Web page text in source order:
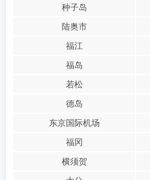
种子岛
陆奥市
福江
福岛
若松
德岛
东京国际机场
福冈
横须贺